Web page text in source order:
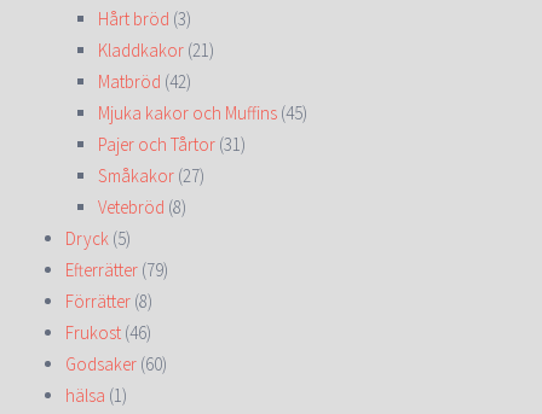
Hårt bröd (3)
Kladdkakor (21)
Matbröd (42)
Mjuka kakor och Muffins (45)
Pajer och Tårtor (31)
Småkakor (27)
Vetebröd (8)
Dryck (5)
Efterrätter (79)
Förrätter (8)
Frukost (46)
Godsaker (60)
hälsa (1)